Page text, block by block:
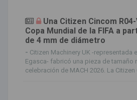
Una Citizen Cincom
Copa Mundial de la FIFA a
de 4 mm de diámetro
- Citizen Machinery UK -representada
Egasca- fabricó una pieza de tamaño
celebración de MACH 2026. La Citizen